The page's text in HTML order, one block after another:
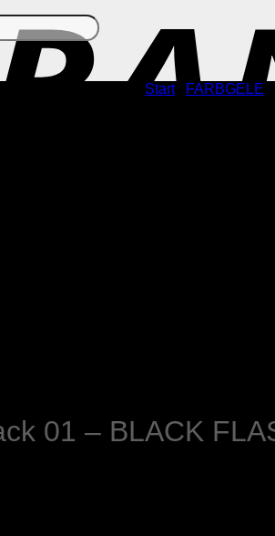
Start FARBGELE
01 – BLACK